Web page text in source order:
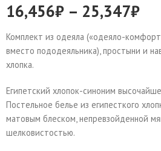
16,456₽ – 25,347₽
Комплект из одеяла («одеяло-
вместо пододеяльника), простыни и
хлопка.
Египетский хлопок-синоним
Постельное белье из египесткого
матовым блеском, непревзойденной
шелковистостью.